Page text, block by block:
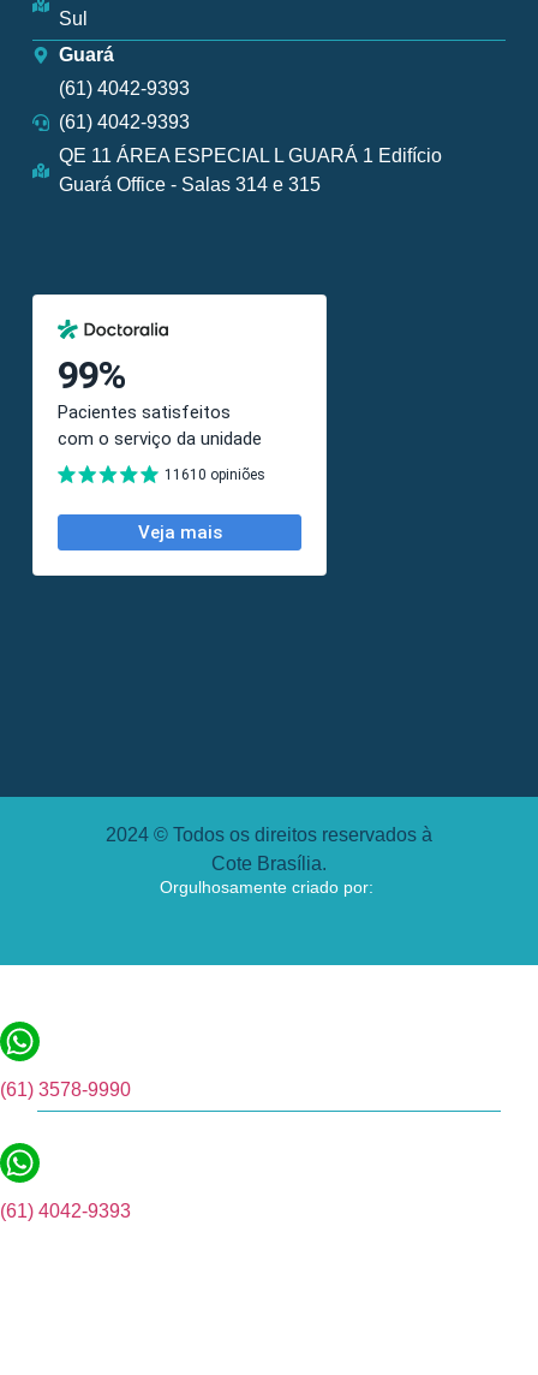
Sul
Guará
(61) 4042-9393
(61) 4042-9393
QE 11 ÁREA ESPECIAL L GUARÁ 1 Edifício
Guará Office - Salas 314 e 315
2024 © Todos os direitos reservados à
Cote Brasília.
Orgulhosamente criado por:
(61) 3578-9990
(61) 4042-9393